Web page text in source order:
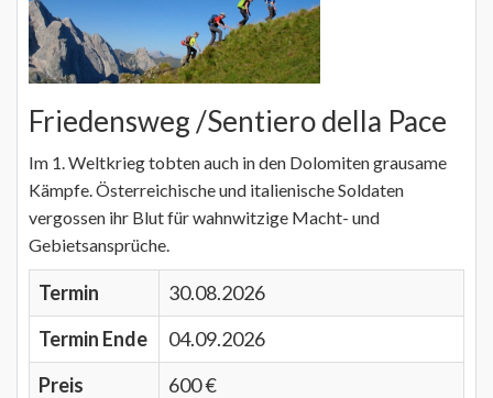
Friedensweg /Sentiero della Pace
Im 1. Weltkrieg tobten auch in den Dolomiten grausame
Kämpfe. Österreichische und italienische Soldaten
vergossen ihr Blut für wahnwitzige Macht- und
Gebietsansprüche.
Termin
30.08.2026
Termin Ende
04.09.2026
Preis
600 €